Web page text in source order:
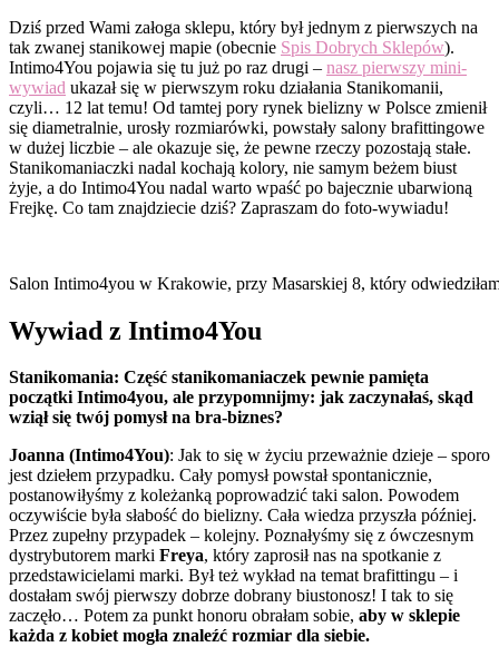
Dziś przed Wami załoga sklepu, który był jednym z pierwszych na
tak zwanej stanikowej mapie (obecnie Spis Dobrych Sklepów).
Intimo4You pojawia się tu już po raz drugi – nasz pierwszy mini-
wywiad ukazał się w pierwszym roku działania Stanikomanii,
czyli… 12 lat temu! Od tamtej pory rynek bielizny w Polsce zmienił
się diametralnie, urosły rozmiarówki, powstały salony brafittingowe
w dużej liczbie – ale okazuje się, że pewne rzeczy pozostają stałe.
Stanikomaniaczki nadal kochają kolory, nie samym beżem biust
żyje, a do Intimo4You nadal warto wpaść po bajecznie ubarwioną
Frejkę. Co tam znajdziecie dziś? Zapraszam do foto-wywiadu!
Salon Intimo4you w Krakowie, przy Masarskiej 8, który
Wywiad z Intimo4You
Stanikomania: Część stanikomaniaczek pewnie pamięta
początki Intimo4you, ale przypomnijmy: jak zaczynałaś, skąd
wziął się twój pomysł na bra-biznes?
Joanna (Intimo4You): Jak to się w życiu przeważnie dzieje – sporo
jest dziełem przypadku. Cały pomysł powstał spontanicznie,
postanowiłyśmy z koleżanką poprowadzić taki salon. Powodem
oczywiście była słabość do bielizny. Cała wiedza przyszła później.
Przez zupełny przypadek – kolejny. Poznałyśmy się z ówczesnym
dystrybutorem marki Freya, który zaprosił nas na spotkanie z
przedstawicielami marki. Był też wykład na temat brafittingu – i
dostałam swój pierwszy dobrze dobrany biustonosz! I tak to się
zaczęło… Potem za punkt honoru obrałam sobie, aby w sklepie
każda z kobiet mogła znaleźć rozmiar dla siebie.